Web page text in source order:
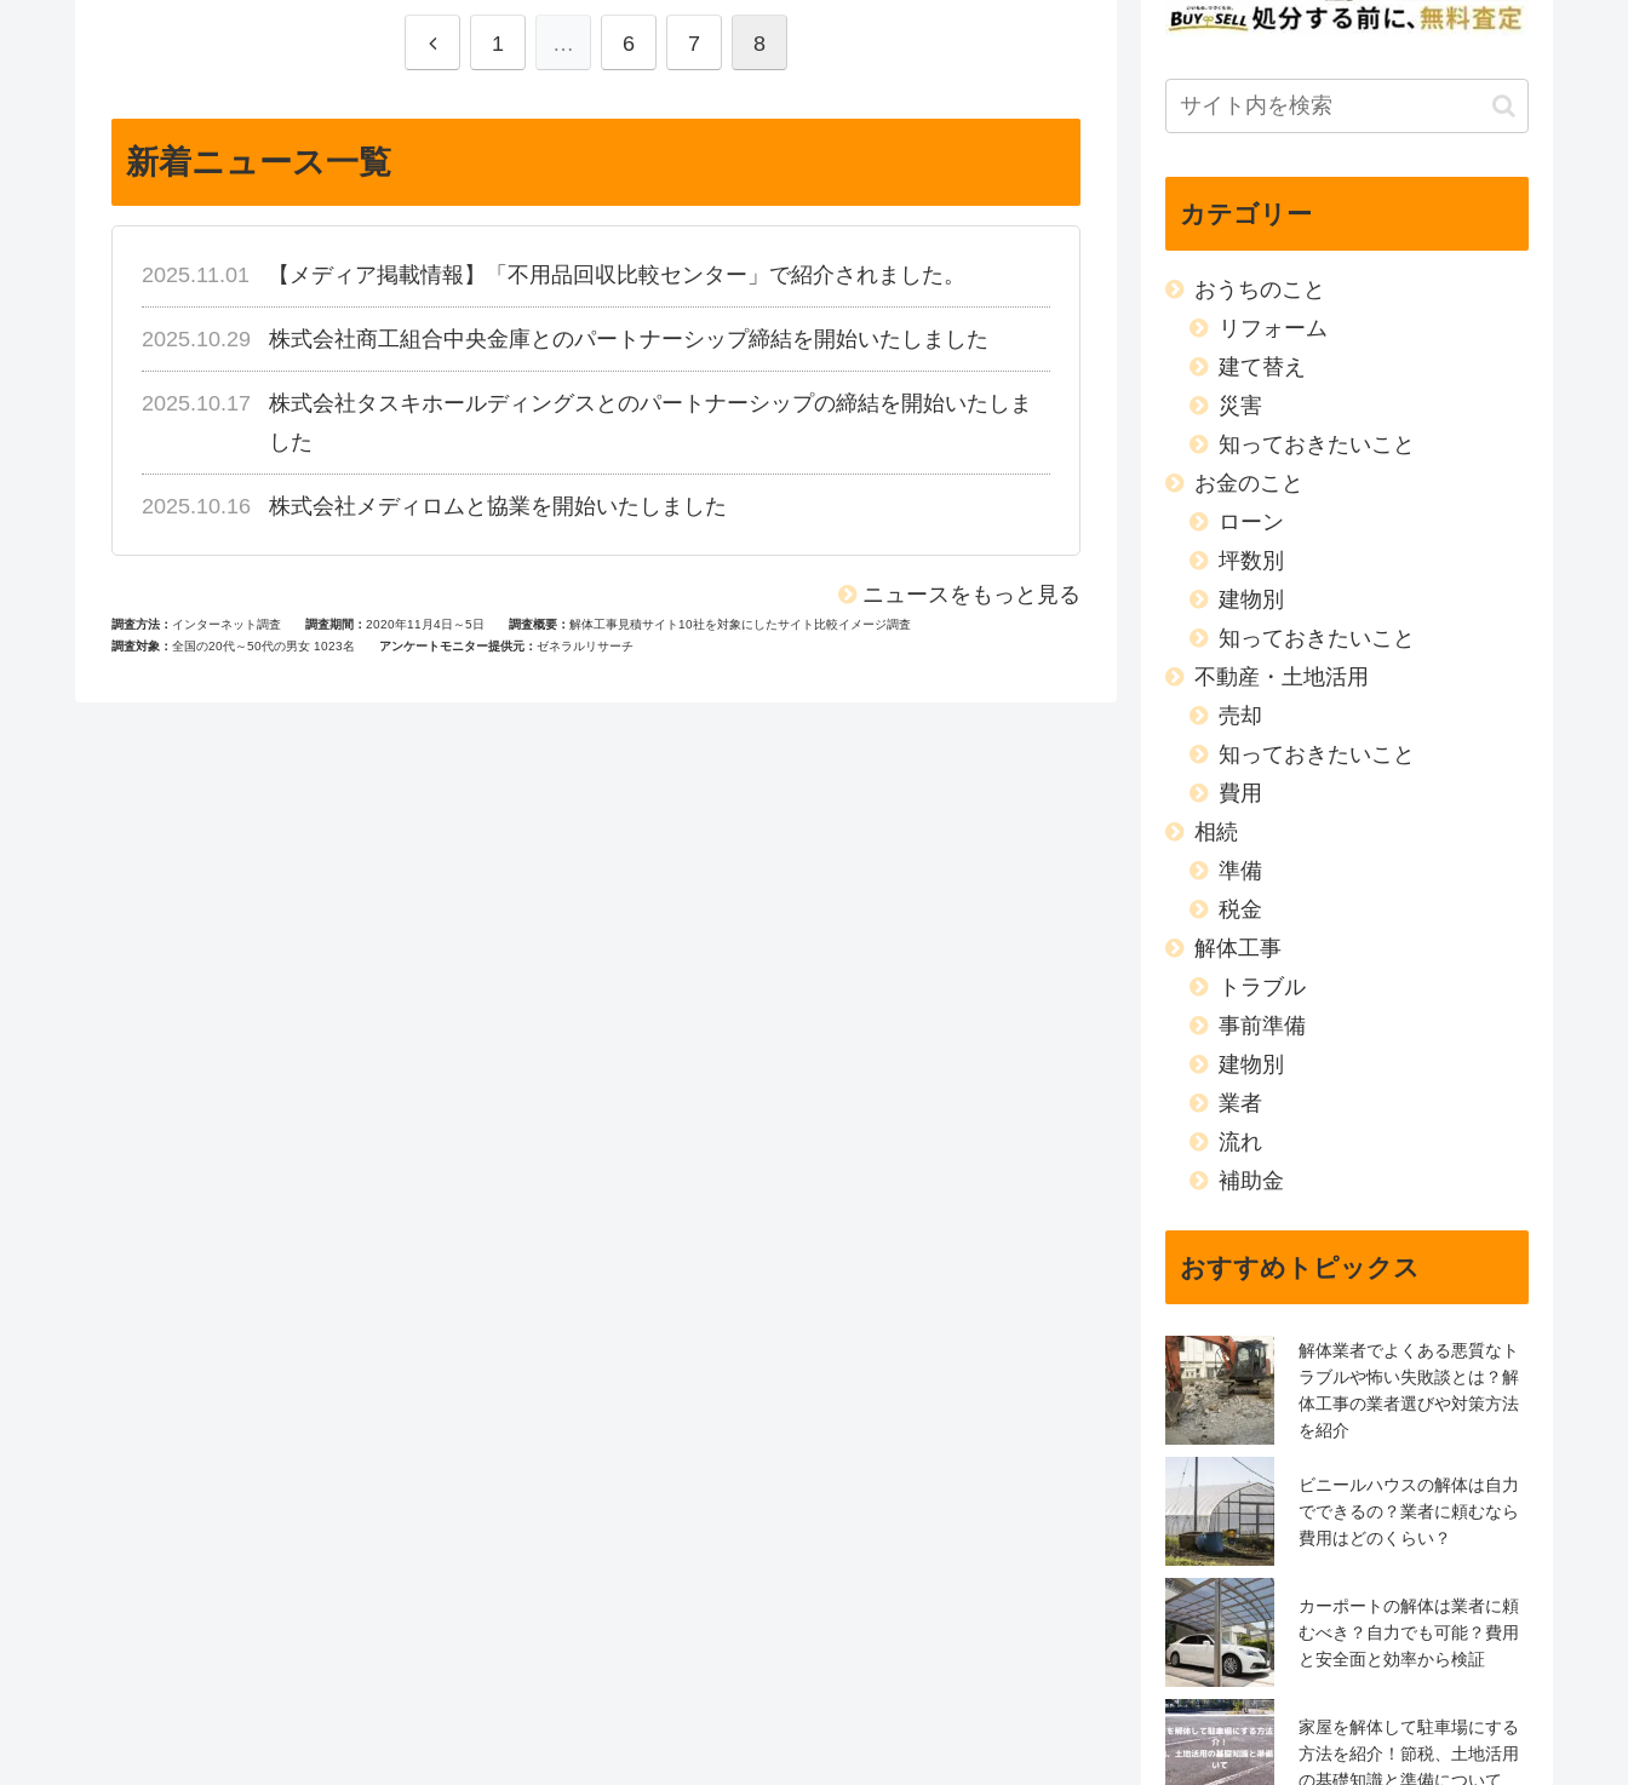
前 1 … 6 7 8
新着ニュース一覧
2025.11.01 【メディア掲載情報】「不用品回収比較センター」で紹介されました。
2025.10.29 株式会社商工組合中央金庫とのパートナーシップ締結を開始いたしました
2025.10.17
株式会社タスキホールディングスとのパートナーシップの締結を開始いたしま
した
2025.10.16 株式会社メディロムと協業を開始いたしました
ニュースをもっと見る
調査方法 インターネット調査 調査期間 2020年11月4日～5日 調査概要
解体工事見積サイト10社を対象にしたサイト比較イメージ調査
調査対象
全国の20代～50代の男女 1023名 アンケートモニター提供元 ゼネラルリサーチ
カテゴリー
おうちのこと
リフォーム
建て替え
災害
知っておきたいこと
お金のこと
ローン
坪数別
建物別
知っておきたいこと
不動産・土地活用
売却
知っておきたいこと
費用
相続
準備
税金
解体工事
トラブル
事前準備
建物別
業者
流れ
補助金
おすすめトピックス
解体業者でよくある悪質なト
ラブルや怖い失敗談とは？解
体工事の業者選びや対策方法
を紹介
ビニールハウスの解体は自力
でできるの？業者に頼むなら
費用はどのくらい？
カーポートの解体は業者に頼
むべき？自力でも可能？費用
と安全面と効率から検証
家屋を解体して駐車場にする
方法を紹介！節税、土地活用
の基礎知識と準備について